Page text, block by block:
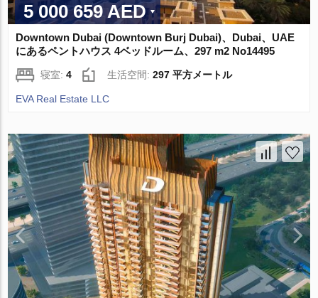
5 000 659 AED
Downtown Dubai (Downtown Burj Dubai)、Dubai、UAE
にあるペントハウス 4ベッドルーム、297 m2 No14495
寝室:4 生活空間:297 平方メートル
EVA Real Estate LLC